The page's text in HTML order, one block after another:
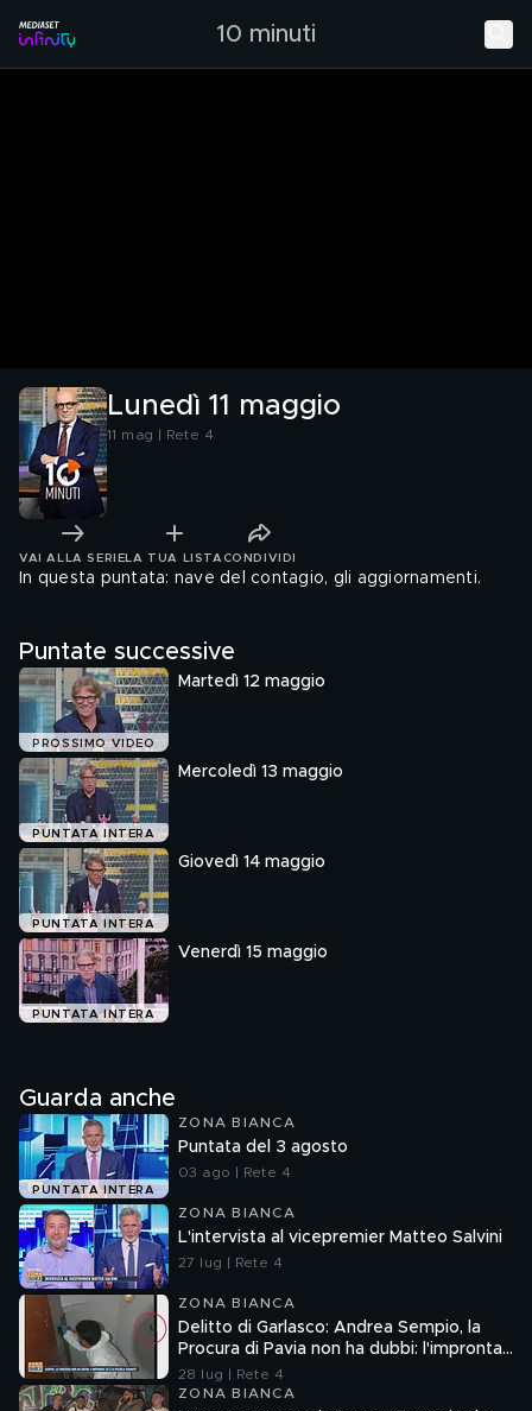
10 minuti
Lunedì 11 maggio
11 mag | Rete 4
VAI ALLA SERIE LA TUA LISTA CONDIVIDI
In questa puntata: nave del contagio, gli aggiornamenti.
Puntate successive
PROSSIMO VIDEO
Martedì 12 maggio
PUNTATA INTERA
Mercoledì 13 maggio
PUNTATA INTERA
Giovedì 14 maggio
PUNTATA INTERA
Venerdì 15 maggio
Guarda anche
PUNTATA INTERA
ZONA BIANCA
Puntata del 3 agosto
03 ago | Rete 4
ZONA BIANCA
L'intervista al vicepremier Matteo Salvini
27 lug | Rete 4
ZONA BIANCA
Delitto di Garlasco: Andrea Sempio, la
Procura di Pavia non ha dubbi: l'impronta
33 è la pistola fumante
28 lug | Rete 4
ZONA BIANCA